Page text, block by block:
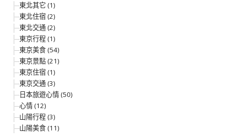
東北其它 (1)
東北住宿 (2)
東北交通 (2)
東京行程 (1)
東京美食 (54)
東京景點 (21)
東京住宿 (1)
東京交通 (3)
日本旅遊心情 (50)
心情 (12)
山陽行程 (3)
山陽美食 (11)